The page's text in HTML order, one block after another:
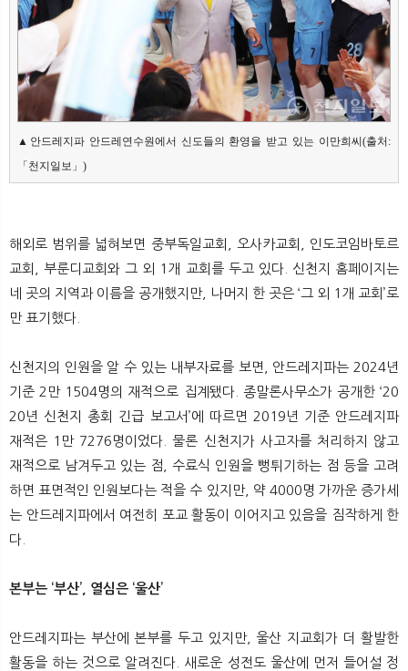
▲안드레지파 안드레연수원에서 신도들의 환영을 받고 있는 이만희씨(출처:
「천지일보」)
해외로 범위를 넓혀보면 중부독일교회, 오사카교회, 인도코임바토르
교회, 부룬디교회와 그 외 1개 교회를 두고 있다. 신천지 홈페이지는
네 곳의 지역과 이름을 공개했지만, 나머지 한 곳은 ‘그 외 1개 교회’로
만 표기했다.
신천지의 인원을 알 수 있는 내부자료를 보면, 안드레지파는 2024년
기준 2만 1504명의 재적으로 집계됐다. 종말론사무소가 공개한 ‘20
20년 신천지 총회 긴급 보고서’에 따르면 2019년 기준 안드레지파
재적은 1만 7276명이었다. 물론 신천지가 사고자를 처리하지 않고
재적으로 남겨두고 있는 점, 수료식 인원을 뻥튀기하는 점 등을 고려
하면 표면적인 인원보다는 적을 수 있지만, 약 4000명 가까운 증가세
는 안드레지파에서 여전히 포교 활동이 이어지고 있음을 짐작하게 한
다.
본부는 ‘부산’, 열심은 ‘울산’
안드레지파는 부산에 본부를 두고 있지만, 울산 지교회가 더 활발한
활동을 하는 것으로 알려진다. 새로운 성전도 울산에 먼저 들어설 정